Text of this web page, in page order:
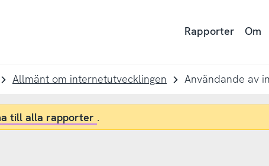
Rapporter Om
Allmänt om internetutvecklingen
till alla rapporter .